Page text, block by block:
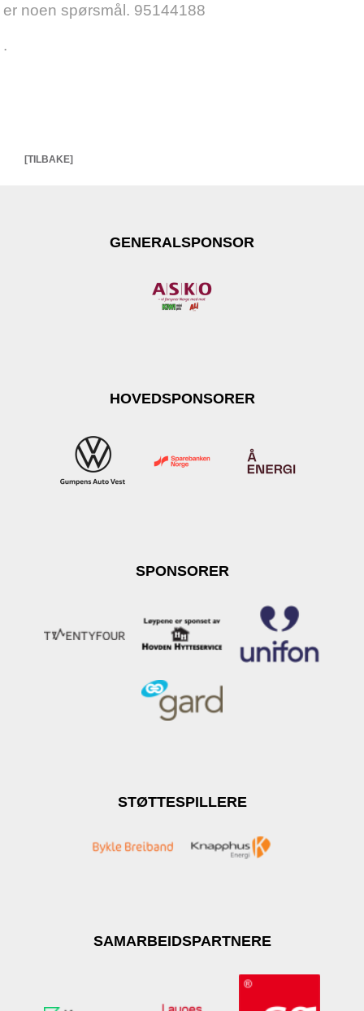
er noen spørsmål. 95144188
.
[TILBAKE]
GENERALSPONSOR
HOVEDSPONSORER
SPONSORER
STØTTESPILLERE
SAMARBEIDSPARTNERE